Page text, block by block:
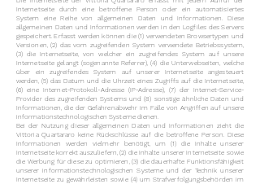
Internetseite durch eine betroffene Person oder ein automatisiertes
System eine Reihe von allgemeinen Daten und Informationen. Diese
allgemeinen Daten und Informationen werden in den Logfiles des Servers
gespeichert. Erfasst werden können die (1) verwendeten Browsertypen und
Versionen, (2) das vom zugreifenden System verwendete Betriebssystem,
(3) die Internetseite, von welcher ein zugreifendes System auf unsere
Internetseite gelangt (sogenannte Referrer), (4) die Unterwebseiten, welche
über ein zugreifendes System auf unserer Internetseite angesteuert
werden, (5) das Datum und die Uhrzeit eines Zugriffs auf die Internetseite,
(6) eine Internet-Protokoll-Adresse (IP-Adresse), (7) der Internet-Service-
Provider des zugreifenden Systems und (8) sonstige ähnliche Daten und
Informationen, die der Gefahrenabwehr im Falle von Angriffen auf unsere
informationstechnologischen Systeme dienen.
Bei der Nutzung dieser allgemeinen Daten und Informationen zieht die
Vittoria Quartararo keine Rückschlüsse auf die betroffene Person. Diese
Informationen werden vielmehr benötigt, um (1) die Inhalte unserer
Internetseite korrekt auszuliefern, (2) die Inhalte unserer Internetseite sowie
die Werbung für diese zu optimieren, (3) die dauerhafte Funktionsfähigkeit
unserer informationstechnologischen Systeme und der Technik unserer
Internetseite zu gewährleisten sowie (4) um Strafverfolgungsbehörden im